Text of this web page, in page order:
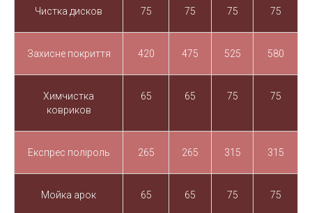
Чистка дисков 75 75 75 75
Захисне покриття 420 475 525 580
Химчистка
ковриков
65 65 75 75
Експрес поліроль 265 265 315 315
Мойка арок 65 65 75 75